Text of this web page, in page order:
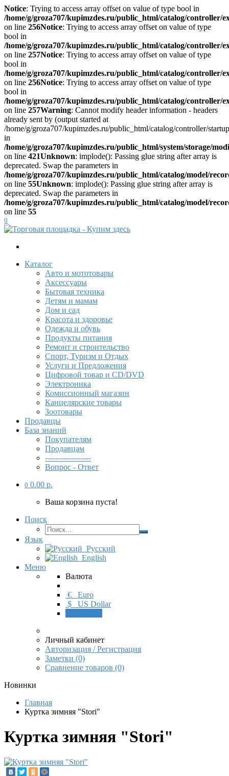
Notice: Trying to access array offset on value of type bool in
/home/g/groza707/kupimzdes.ru/public_html/catalog/controller/
on line 256Notice: Trying to access array offset on value of type
bool in
/home/g/groza707/kupimzdes.ru/public_html/catalog/controller/
on line 257Notice: Trying to access array offset on value of type
bool in
/home/g/groza707/kupimzdes.ru/public_html/catalog/controller/
on line 256Notice: Trying to access array offset on value of type
bool in
/home/g/groza707/kupimzdes.ru/public_html/catalog/controller/
on line 257Warning: Cannot modify header information - headers
already sent by (output started at
/home/g/groza707/kupimzdes.ru/public_html/catalog/controller/
in
/home/g/groza707/kupimzdes.ru/public_html/system/storage/
on line 421Unknown: implode(): Passing glue string after array is
deprecated. Swap the parameters in
/home/g/groza707/kupimzdes.ru/public_html/catalog/model/
on line 55Unknown: implode(): Passing glue string after array is
deprecated. Swap the parameters in
/home/g/groza707/kupimzdes.ru/public_html/catalog/model/
on line 55
0
Каталог
Авто и мототовары
Акcессуары
Бытовая техника
Детям и мамам
Дом и сад
Красота и здоровье
Одежда и обувь
Продукты питания
Ремонт и строительство
Спорт, Туризм и Отдых
Услуги и Предложения
Цифровой товар и CD/DVD
Электроника
Комиссионный магазин
Канцелярские товары
Зоотовары
Продавцы
База знаний
Покупателям
Продавцам
------------------
Вопрос - Ответ
0 0.00 р.
Ваша корзина пуста!
Поиск
Язык
Русский
English
Меню
Валюта
€ Euro
$ US Dollar
Личный кабинет
Авторизация / Регистрация
Заметки (0)
Сравнение товаров (0)
Новинки
Главная
Куртка зимняя "Stori"
Куртка зимняя "Stori"